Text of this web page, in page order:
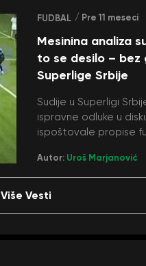
FUDBAL / Pre 11 meseci
Mesinina analiza
to se desilo – bez
Superlige Srbije
Sudije u Superligi
ispravne odluke u
ispoštovale propise
Autor: Uroš Marjanović
Više Vesti